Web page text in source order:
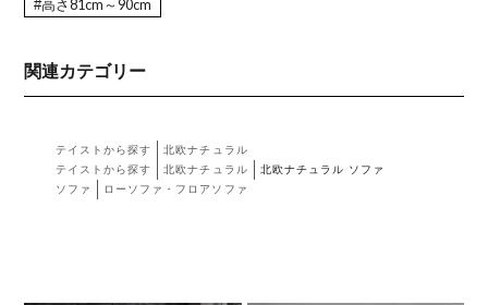
#高さ81cm～90cm
関連カテゴリー
テイストから探す
北欧ナチュラル
テイストから探す
北欧ナチュラル
北欧ナチュラル ソファ
ソファ
ローソファ・フロアソファ